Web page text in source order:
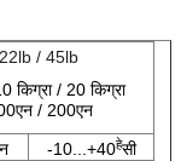
/ 45lb
किग्रा / 20 किग्रा
/ 200एन
-10...+40हेसी